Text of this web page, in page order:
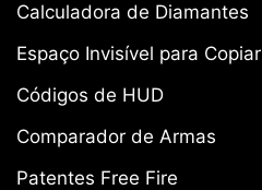
Calculadora de Diamantes
Espaço Invisível para Copiar
Códigos de HUD
Comparador de Armas
Patentes Free Fire